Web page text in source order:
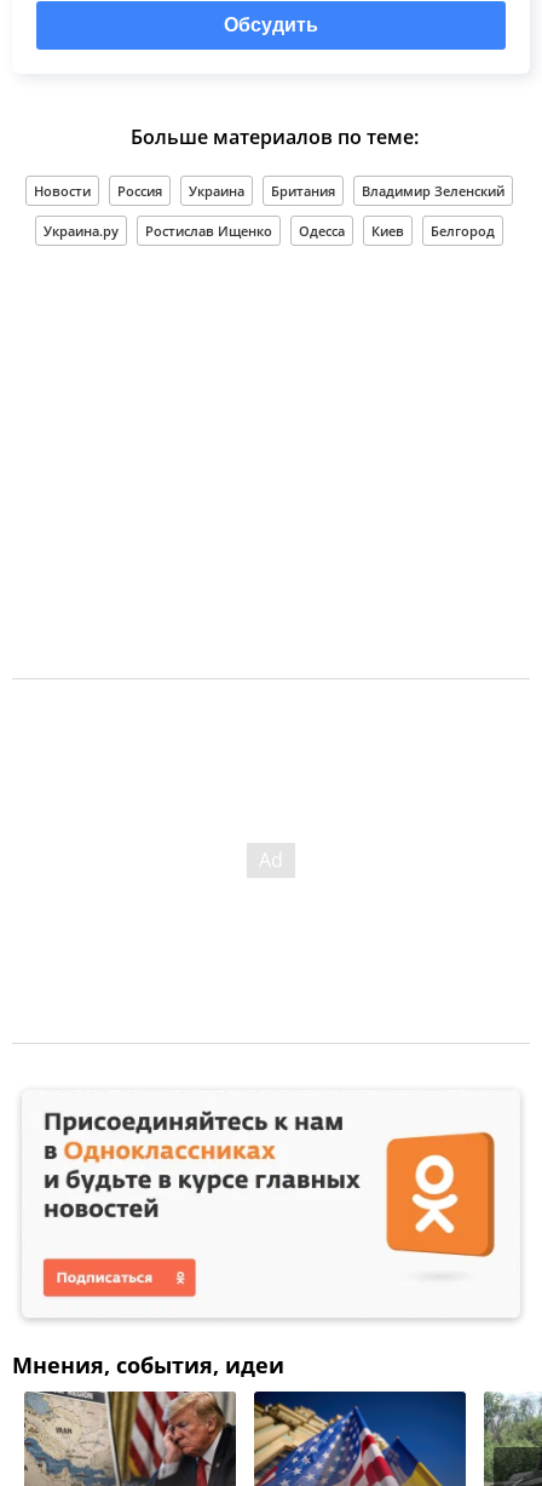
Обсудить
Больше материалов по теме:
Новости Россия Украина Британия Владимир Зеленский
Украина.ру Ростислав Ищенко Одесса Киев Белгород
Мнения, события, идеи